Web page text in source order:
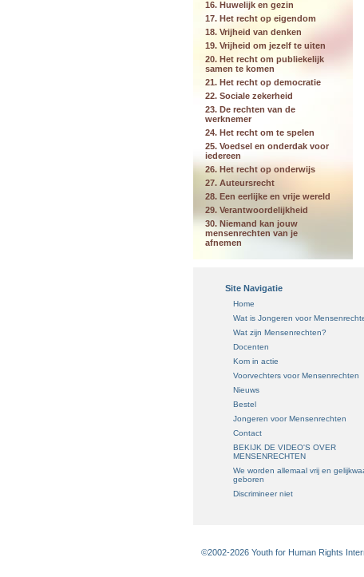
16. Huwelijk en gezin
17. Het recht op eigendom
18. Vrijheid van denken
19. Vrijheid om jezelf te uiten
20. Het recht om publiekelijk
samen te komen
21. Het recht op democratie
22. Sociale zekerheid
23. De rechten van de
werknemer
24. Het recht om te spelen
25. Voedsel en onderdak voor
iedereen
26. Het recht op onderwijs
27. Auteursrecht
28. Een eerlijke en vrije wereld
29. Verantwoordelijkheid
30. Niemand kan jouw
mensenrechten van je
afnemen
Site Navigatie
Home
Wat is Jongeren voor
Wat zijn Mensenrechten?
Docenten
Kom in actie
Voorvechters voor Mensenrechten
Nieuws
Bestel
Jongeren voor Mensenrechten
Contact
BEKIJK DE VIDEO'S OVER
MENSENRECHTEN
We worden allemaal vrij en
geboren
Discrimineer niet
©2002-2026 Youth for Human Rights